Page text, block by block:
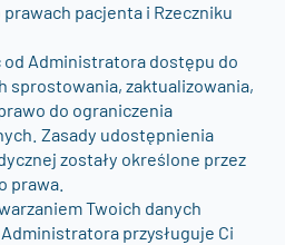
pacjenta i Rzeczniku
od Administratora dostępu do
sprostowania, zaktualizowania,
do ograniczenia
Zasady udostępnienia
zostały określone przez
prawa.
Twoich danych
przysługuje Ci